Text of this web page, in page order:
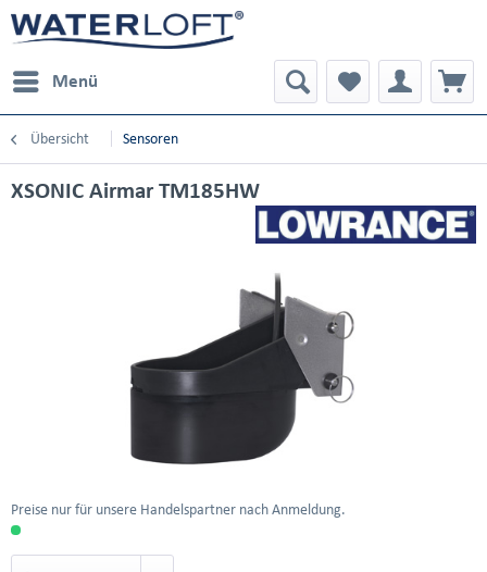
Menü
Übersicht Sensoren
XSONIC Airmar TM185HW
Preise nur für unsere Handelspartner nach Anmeldung.